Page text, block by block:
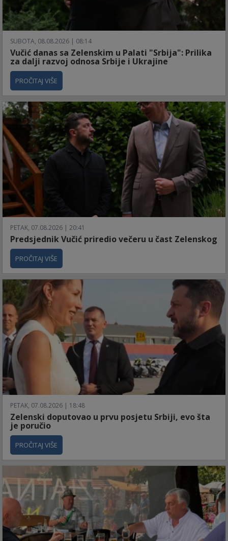
SUBOTA, 08.08.2026 | 08:14
Vučić danas sa Zelenskim u Palati "Srbija": Prilika
za dalji razvoj odnosa Srbije i Ukrajine
PROČITAJ VIŠE
PETAK, 07.08.2026 | 20:41
Predsjednik Vučić priredio večeru u čast Zelenskog
PROČITAJ VIŠE
PETAK, 07.08.2026 | 18:48
Zelenski doputovao u prvu posjetu Srbiji, evo šta
je poručio
PROČITAJ VIŠE